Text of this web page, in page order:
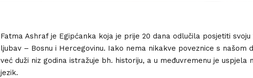
Fatma Ashraf je Egipćanka koja je prije 20 dana odlučila posjetiti svoju
ljubav – Bosnu i Hercegovinu. Iako nema nikakve poveznice s našom
već duži niz godina istražuje bh. historiju, a u međuvremenu je uspjela
jezik.